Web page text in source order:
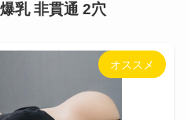
乳 非貫通 2穴
オススメ